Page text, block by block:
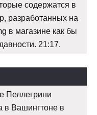
содержатся в
разработанных на
в магазине как бы
21:17.
Пеллегрини
в Вашингтоне в